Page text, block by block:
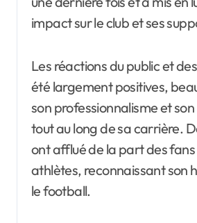
impact sur le club et ses
Les réactions du public et
été largement positives,
son professionnalisme et
tout au long de sa carrière.
ont afflué de la part des fans
athlètes, reconnaissant son
le football.